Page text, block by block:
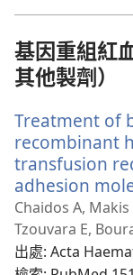
基因重組紅
其他製劑）
Treatment of
recombinant
transfusion
adhesion
Chaidos A,
Tzouvara E,
出處‎: Acta